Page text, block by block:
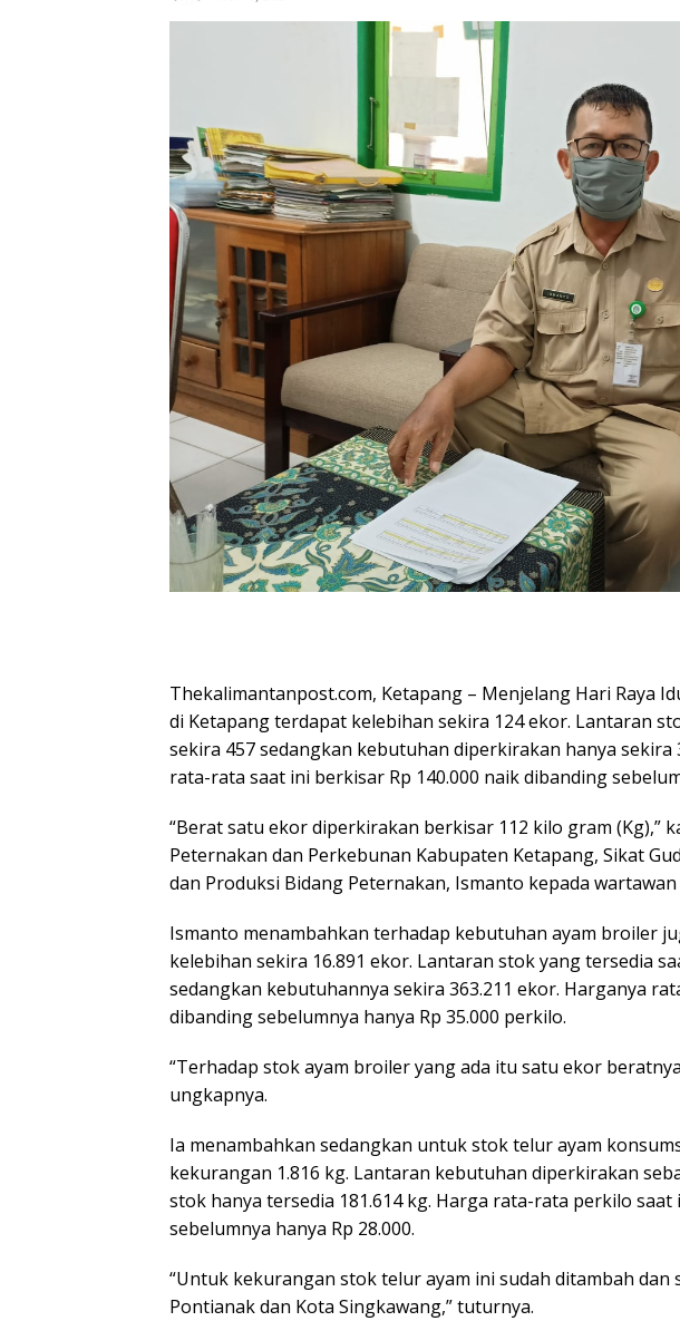
Thekalimantanpost.com, Ketapang – Menjelang Hari Raya
di Ketapang terdapat kelebihan sekira 124 ekor. Lantaran
sekira 457 sedangkan kebutuhan diperkirakan hanya sekira
rata-rata saat ini berkisar Rp 140.000 naik dibanding
“Berat satu ekor diperkirakan berkisar 112 kilo gram (Kg),”
Peternakan dan Perkebunan Kabupaten Ketapang, Sikat
dan Produksi Bidang Peternakan, Ismanto kepada wartawan
Ismanto menambahkan terhadap kebutuhan ayam broiler
kelebihan sekira 16.891 ekor. Lantaran stok yang tersedia
sedangkan kebutuhannya sekira 363.211 ekor. Harganya
dibanding sebelumnya hanya Rp 35.000 perkilo.
“Terhadap stok ayam broiler yang ada itu satu ekor
ungkapnya.
Ia menambahkan sedangkan untuk stok telur ayam
kekurangan 1.816 kg. Lantaran kebutuhan diperkirakan
stok hanya tersedia 181.614 kg. Harga rata-rata perkilo saat
sebelumnya hanya Rp 28.000.
“Untuk kekurangan stok telur ayam ini sudah ditambah dan
Pontianak dan Kota Singkawang,” tuturnya.